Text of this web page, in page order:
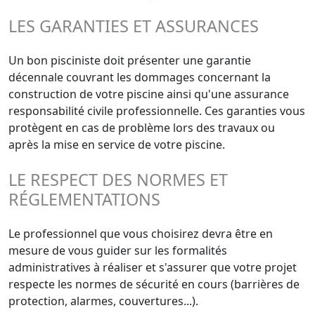
LES GARANTIES ET ASSURANCES
Un bon pisciniste doit présenter une garantie
décennale couvrant les dommages concernant la
construction de votre piscine ainsi qu'une assurance
responsabilité civile professionnelle. Ces garanties vous
protègent en cas de problème lors des travaux ou
après la mise en service de votre piscine.
LE RESPECT DES NORMES ET
RÉGLEMENTATIONS
Le professionnel que vous choisirez devra être en
mesure de vous guider sur les formalités
administratives à réaliser et s'assurer que votre projet
respecte les normes de sécurité en cours (barrières de
protection, alarmes, couvertures...).